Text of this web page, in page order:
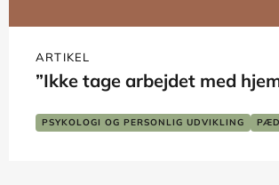
ARTIKEL
”Ikke tage arbejdet med
PSYKOLOGI OG PERSONLIG UDVIKLING